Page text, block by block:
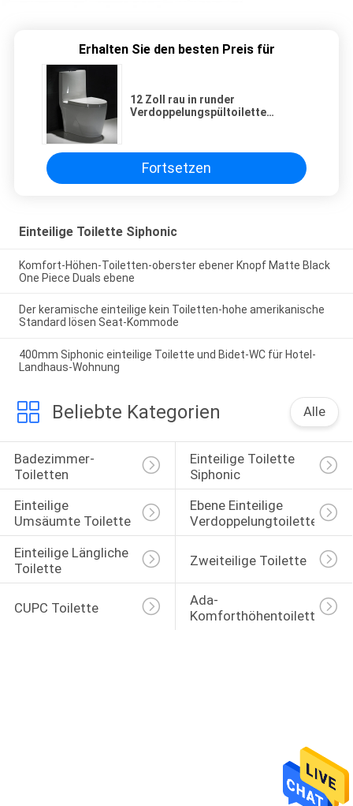
Erhalten Sie den besten Preis für
12 Zoll rau in runder
Verdoppelungspültoilette
Fortsetzen
Einteilige Toilette Siphonic
Komfort-Höhen-Toiletten-oberster ebener Knopf Matte Black
One Piece Duals ebene
Der keramische einteilige kein Toiletten-hohe amerikanische
Standard lösen Seat-Kommode
400mm Siphonic einteilige Toilette und Bidet-WC für Hotel-
Landhaus-Wohnung
Beliebte Kategorien Alle
Badezimmer-
Toiletten
Einteilige Toilette
Siphonic
Einteilige
Umsäumte Toilette
Ebene Einteilige
Verdoppelungtoilette
Einteilige Längliche
Toilette
Zweiteilige Toilette
CUPC Toilette
Ada-
Komforthöhentoilette